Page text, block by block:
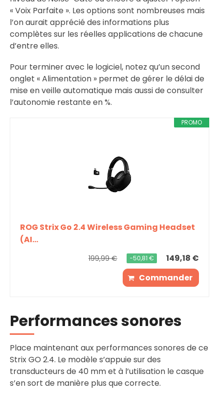
« Voix Parfaite ». Les options sont nombreuses mais
l’on aurait apprécié des informations plus
complètes sur les réelles applications de chacune
d’entre elles.
Pour terminer avec le logiciel, notez qu’un second
onglet « Alimentation » permet de gérer le délai de
mise en veille automatique mais aussi de consulter
l’autonomie restante en %.
PROMO
ROG Strix Go 2.4 Wireless Gaming Headset
(AI...
199,99 € −50,81 €
149,18 €
Commander
Performances sonores
Place maintenant aux performances sonores de ce
Strix GO 2.4. Le modèle s’appuie sur des
transducteurs de 40 mm et à l’utilisation le casque
s’en sort de manière plus que correcte.